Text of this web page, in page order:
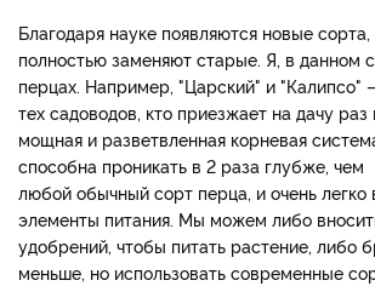
Благодаря науке появляются новые
полностью заменяют старые. Я, в данном
перцах. Например, "Царский" и "Калипсо"
тех садоводов, кто приезжает на дачу
мощная и разветвленная корневая
способна проникать в 2 раза глубже, чем
любой обычный сорт перца, и очень легко
элементы питания. Мы можем либо
удобрений, чтобы питать растение, либо
меньше, но использовать современные